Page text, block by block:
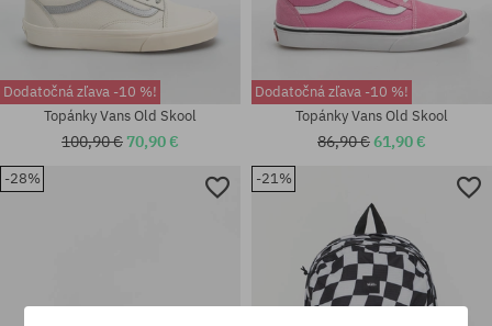
univerzálna veľkosť
Dodatočná zľava -10 %!
Topánky Vans Old Skool
100,90 € 70,90 €
Dodatočná zľava -10 %!
Topánky Vans Old Skool
86,90 €61,90 €
-28% -21%